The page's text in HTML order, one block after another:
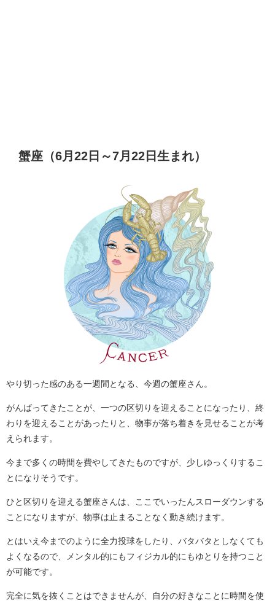
蟹座（6月22日～7月22日生まれ）
やり切った感のある一週間となる、今週の蟹座さん。
がんばってきたことが、一つの区切りを迎えることになったり、終
わりを迎えることがあったりと、物事が落ち着きを見せることが考
えられます。
今まで多くの時間を費やしてきたものですが、少しゆっくりするこ
とになりそうです。
ひと区切りを迎える蟹座さんは、ここでいったんスローダウンする
ことになりますが、物事は止まることなく動き続けます。
とはいえ今までのように全力投球をしたり、バタバタとしなくても
よくなるので、メンタル的にもフィジカル的にもゆとりを持つこと
が可能です。
完全に気を抜くことはできませんが、自分の好きなことに時間を使